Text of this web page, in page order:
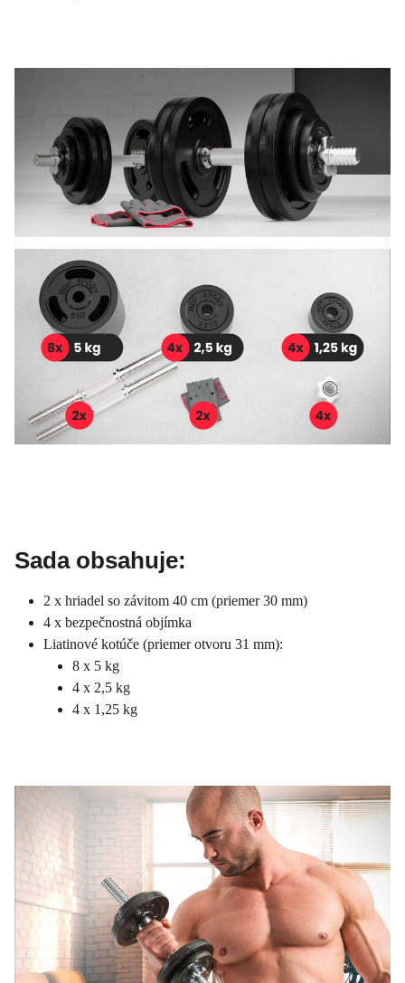
Sada obsahuje:
2 x hriadel so závitom 40 cm (priemer 30 mm)
4 x bezpečnostná objímka
Liatinové kotúče (priemer otvoru 31 mm):
8 x 5 kg
4 x 2,5 kg
4 x 1,25 kg